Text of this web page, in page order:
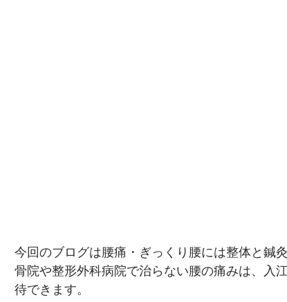
今回のブログは腰痛・ぎっくり腰には整体と鍼
骨院や整形外科病院で治らない腰の痛みは、入
待できます。